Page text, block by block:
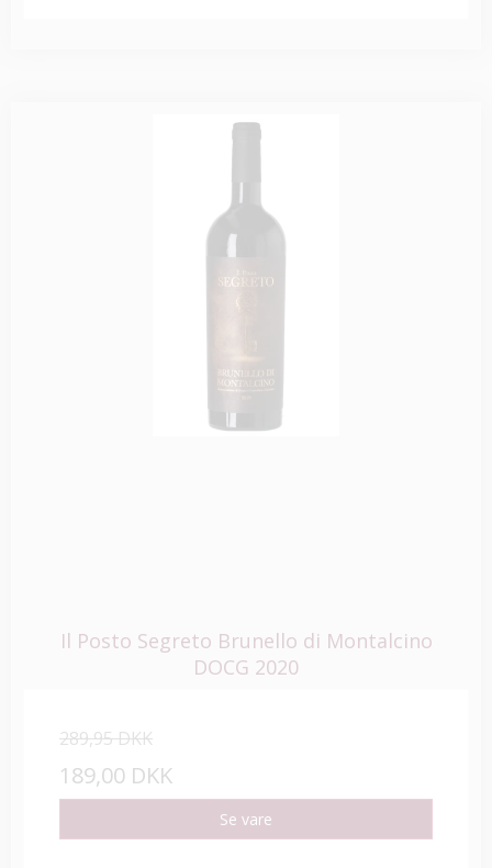
Il Posto Segreto Brunello di Montalcino
DOCG 2020
289,95 DKK
189,00 DKK
Se vare